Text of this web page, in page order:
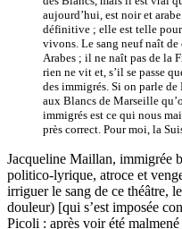
aujourd’hui, est noir et
définitive ; elle est telle
vivons. Le sang neuf naît de
Arabes ; il ne naît pas de la
rien ne vit et, s’il se passe
des immigrés. Si on parle de
aux Blancs de Marseille
immigrés est ce qui nous
près correct. Pour moi, la
Jacqueline Maillan, immigrée
politico-lyrique, atroce et
irriguer le sang de ce théâtre,
douleur) [qui s’est imposée
Picoli : après voir été